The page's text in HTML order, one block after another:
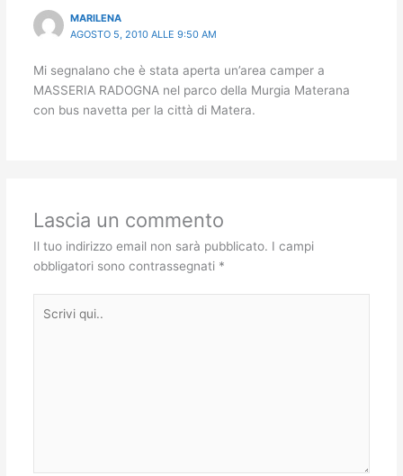
MARILENA
AGOSTO 5, 2010 ALLE 9:50 AM
Mi segnalano che è stata aperta un’area camper a
MASSERIA RADOGNA nel parco della Murgia Materana
con bus navetta per la città di Matera.
Lascia un commento
Il tuo indirizzo email non sarà pubblicato. I campi
obbligatori sono contrassegnati *
qui..